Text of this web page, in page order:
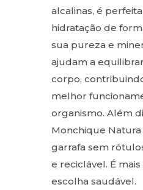
alcalinas, é
hidratação de
sua pureza e
ajudam a
corpo,
melhor
organismo. Além
Monchique Natura
garrafa sem
e reciclável. É
escolha saudável.